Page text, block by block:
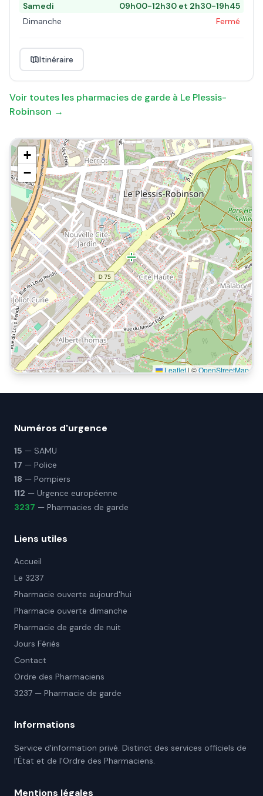
Samedi
09h00-12h30 et 2h30-19h45
Dimanche
Fermé
Itinéraire
Voir toutes les pharmacies de garde à Le Plessis-
Robinson →
+
−
Leaflet | ©OpenStreetMap
Numéros d'urgence
15 — SAMU
17 — Police
18 — Pompiers
112 — Urgence européenne
3237 — Pharmacies de garde
Liens utiles
Accueil
Le 3237
Pharmacie ouverte aujourd'hui
Pharmacie ouverte dimanche
Pharmacie de garde de nuit
Jours Fériés
Contact
Ordre des Pharmaciens
3237 — Pharmacie de garde
Informations
Service d'information privé. Distinct des services officiels de
l'État et de l'Ordre des Pharmaciens.
Mentions légales